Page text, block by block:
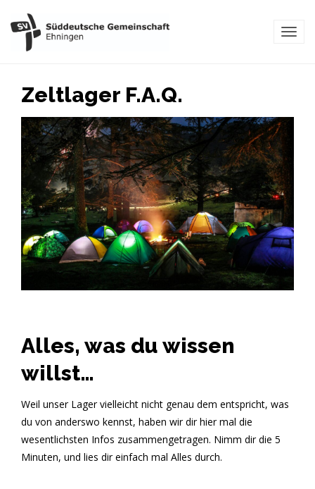
Zeltlager F.A.Q.
Alles, was du wissen
willst…
Weil unser Lager vielleicht nicht genau dem entspricht, was
du von anderswo kennst, haben wir dir hier mal die
wesentlichsten Infos zusammengetragen. Nimm dir die 5
Minuten, und lies dir einfach mal Alles durch.